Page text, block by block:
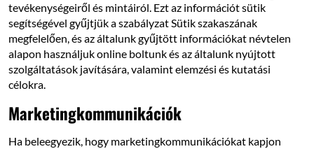
tevékenységeiről és mintáiról. Ezt az információt sütik
segítségével gyűjtjük a szabályzat Sütik szakaszának
megfelelően, és az általunk gyűjtött információkat névtelen
alapon használjuk online boltunk és az általunk nyújtott
szolgáltatások javítására, valamint elemzési és kutatási
célokra.
Marketingkommunikációk
Ha beleegyezik, hogy marketingkommunikációkat kapjon